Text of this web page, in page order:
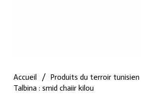
Accueil / Produits du terroir tunisien
Talbina : smid chaiir kilou